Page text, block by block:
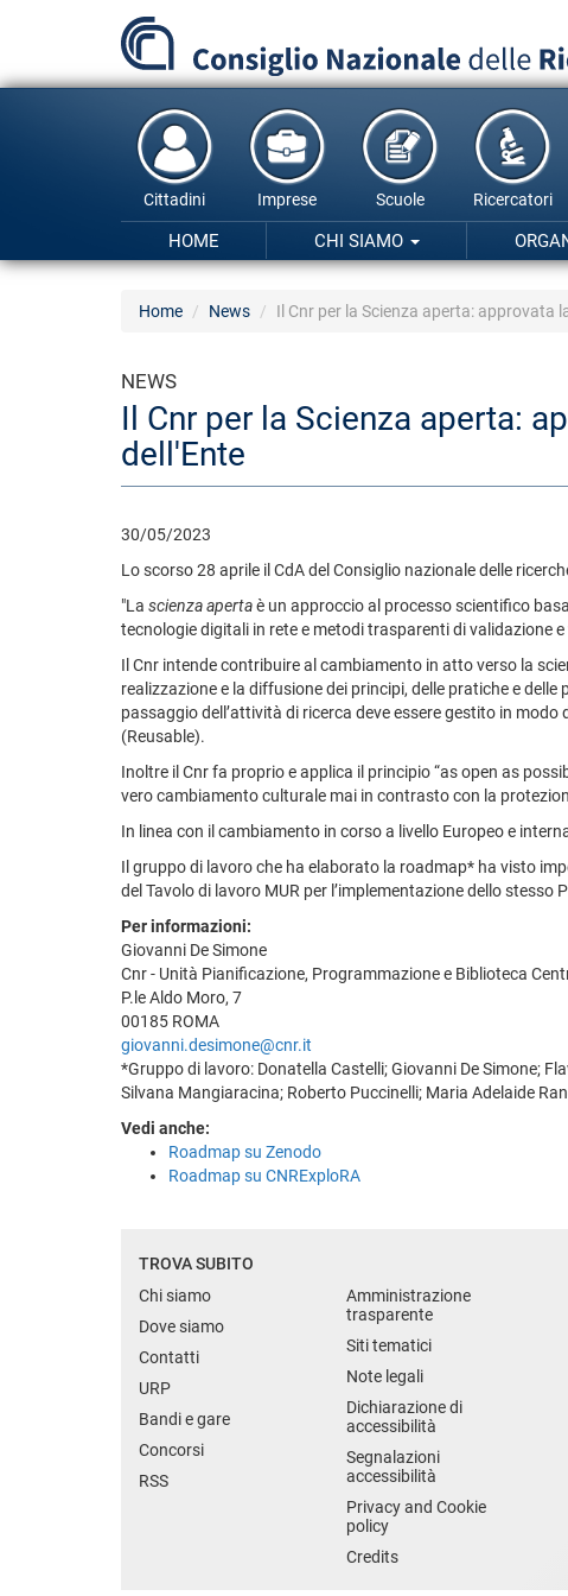
principale
Cittadini Imprese Scuole Ricercatori
HOME CHI SIAMO
Home News Il Cnr per la Scienza aperta: approvata
NEWS
Il Cnr per la Scienza aperta:
dell'Ente
30/05/2023
Lo scorso 28 aprile il CdA del Consiglio nazionale delle
"La scienza apertaè un approccio al processo scientifico
tecnologie digitali in rete e metodi trasparenti di validazione
Il Cnr intende contribuire al cambiamento in atto verso la
realizzazione e la diffusione dei principi, delle pratiche e
passaggio dell’attività di ricerca deve essere gestito in
(Reusable).
Inoltre il Cnr fa proprio e applica il principio “as open as
vero cambiamento culturale mai in contrasto con la
In linea con il cambiamento in corso a livello Europeo e
Il gruppo di lavoro che ha elaborato la roadmap* ha visto
del Tavolo di lavoro MUR per l’implementazione dello
Per informazioni:
Giovanni De Simone
Cnr - Unità Pianificazione, Programmazione e Biblioteca
P.le Aldo Moro, 7
00185 ROMA
giovanni.desimone@cnr.it
*Gruppo di lavoro: Donatella Castelli; Giovanni De Simone;
Silvana Mangiaracina; Roberto Puccinelli; Maria Adelaide
Vedi anche:
Roadmap su Zenodo
Roadmap su CNRExploRA
TROVA SUBITO
Chi siamo
Dove siamo
Contatti
URP
Bandi e gare
Concorsi
RSS
Amministrazione
trasparente
Siti tematici
Note legali
Dichiarazione di
accessibilità
Segnalazioni
accessibilità
Privacy and Cookie
policy
Credits